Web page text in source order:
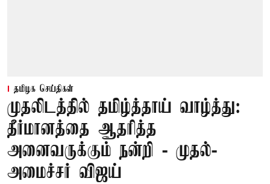
தமிழக செய்திகள்
முதலிடத்தில் தமிழ்த்தாய் வாழ்த்து:
தீர்மானத்தை ஆதரித்த
அனைவருக்கும் நன்றி - முதல்-
அமைச்சர் விஜய்